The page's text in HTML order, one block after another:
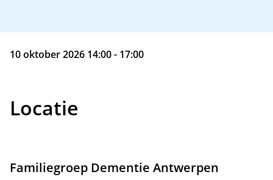
10 oktober 2026 14:00 - 17:00
Locatie
Familiegroep Dementie Antwerpen